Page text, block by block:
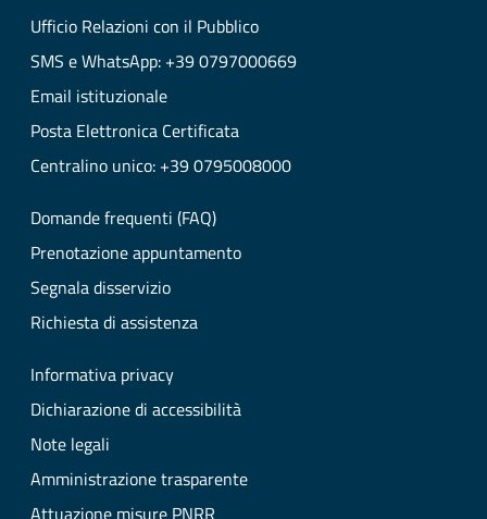
Ufficio Relazioni con il Pubblico
SMS e WhatsApp: +39 0797000669
Email istituzionale
Posta Elettronica Certificata
Centralino unico: +39 0795008000
Domande frequenti (FAQ)
Prenotazione appuntamento
Segnala disservizio
Richiesta di assistenza
Informativa privacy
Dichiarazione di accessibilità
Note legali
Amministrazione trasparente
Attuazione misure PNRR